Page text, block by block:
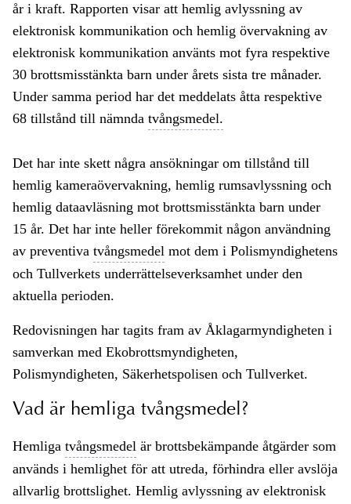
år i kraft. Rapporten visar att hemlig avlyssning av
elektronisk kommunikation och hemlig övervakning av
elektronisk kommunikation använts mot fyra respektive
30 brottsmisstänkta barn under årets sista tre månader.
Under samma period har det meddelats åtta respektive
68 tillstånd till nämnda tvångsmedel.
Det har inte skett några ansökningar om tillstånd till
hemlig kameraövervakning, hemlig rumsavlyssning och
hemlig dataavläsning mot brottsmisstänkta barn under
15 år. Det har inte heller förekommit någon användning
av preventiva tvångsmedel mot dem i Polismyndighetens
och Tullverkets underrättelseverksamhet under den
aktuella perioden.
Redovisningen har tagits fram av Åklagarmyndigheten i
samverkan med Ekobrottsmyndigheten,
Polismyndigheten, Säkerhetspolisen och Tullverket.
Vad är hemliga tvångsmedel?
Hemliga tvångsmedel är brottsbekämpande åtgärder som
används i hemlighet för att utreda, förhindra eller avslöja
allvarlig brottslighet. Hemlig avlyssning av elektronisk